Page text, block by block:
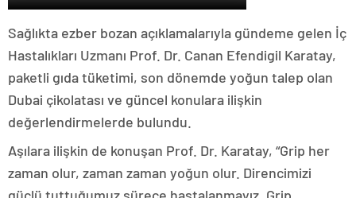
Sağlıkta ezber bozan açıklamalarıyla gündeme gelen İç
Hastalıkları Uzmanı Prof. Dr. Canan Efendigil Karatay,
paketli gıda tüketimi, son dönemde yoğun talep olan
Dubai çikolatası ve güncel konulara ilişkin
değerlendirmelerde bulundu.
Aşılara ilişkin de konuşan Prof. Dr. Karatay, “Grip her
zaman olur, zaman zaman yoğun olur. Direncimizi
güçlü tuttuğumuz sürece hastalanmayız. Grip